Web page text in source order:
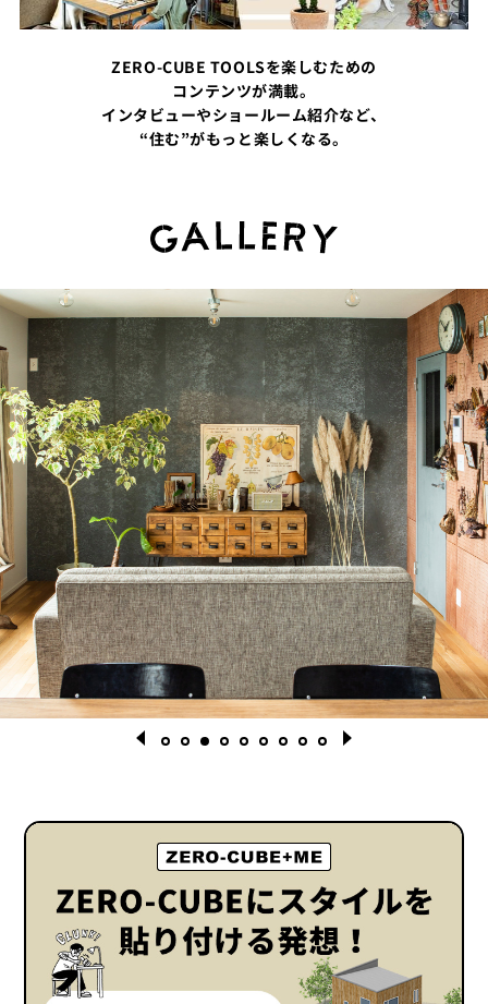
ZERO-CUBE TOOLSを楽しむための
コンテンツが満載。
インタビューやショールーム紹介など、
“住む”がもっと楽しくなる。
1 2 3 4 5 6 7 8 9